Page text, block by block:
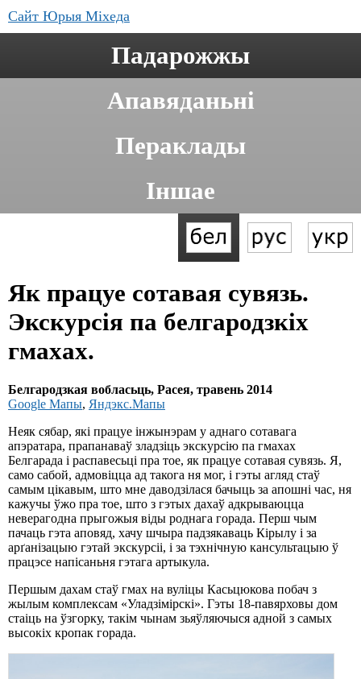
Сайт Юрыя Міхеда
Падарожжы
Апавяданьні
Пераклады
Іншае
Як працуе сотавая сувязь.
Экскурсія па белгародзкіх
гмахах.
Белгародзкая вобласьць, Расея, травень 2014
Google Мапы, Яндэкс.Мапы
Неяк сябар, які працуе інжынэрам у аднаго сотавага
апэратара, прапанаваў зладзіць экскурсію па гмахах
Белгарада і распавесьці пра тое, як працуе сотавая сувязь. Я,
само сабой, адмовіцца ад такога ня мог, і гэты агляд стаў
самым цікавым, што мне даводзілася бачыць за апошні час, ня
кажучы ўжо пра тое, што з гэтых дахаў адкрываюцца
неверагодна прыгожыя віды роднага горада. Перш чым
пачаць гэта аповяд, хачу шчыра падзякаваць Кірылу і за
арґанізацыю гэтай экскурсіі, і за тэхнічную кансультацыю ў
працэсе напісаньня гэтага артыкула.
Першым дахам стаў гмах на вуліцы Касьцюкова побач з
жылым комплексам «Уладзімірскі». Гэты 18-павярховы дом
стаіць на ўзгорку, такім чынам зьяўляючыся адной з самых
высокіх кропак горада.